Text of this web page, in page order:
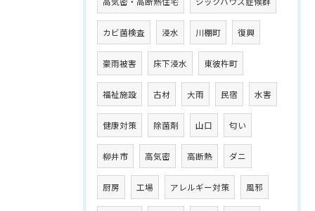
カビ菌検査 浸水 川棚町 復興
豪雨被害 床下浸水 東彼杵町
福祉施設 古材 大雨 民宿 水害
健康対策 除菌剤 山口 匂い
柳井市 高気密 高断熱 ダニ
厨房 工場 アレルギー対策 風邪